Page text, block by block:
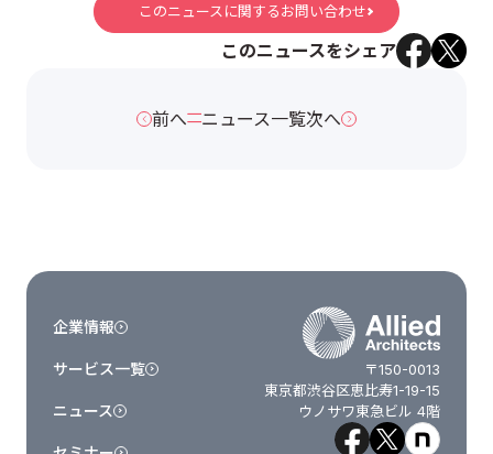
このニュースに関するお問い合わせ
このニュースをシェア
前へ ニュース一覧次へ
〒150-0013
東京都渋谷区恵比寿1-19-15
ウノサワ東急ビル 4階
企業情報
サービス一覧
ニュース